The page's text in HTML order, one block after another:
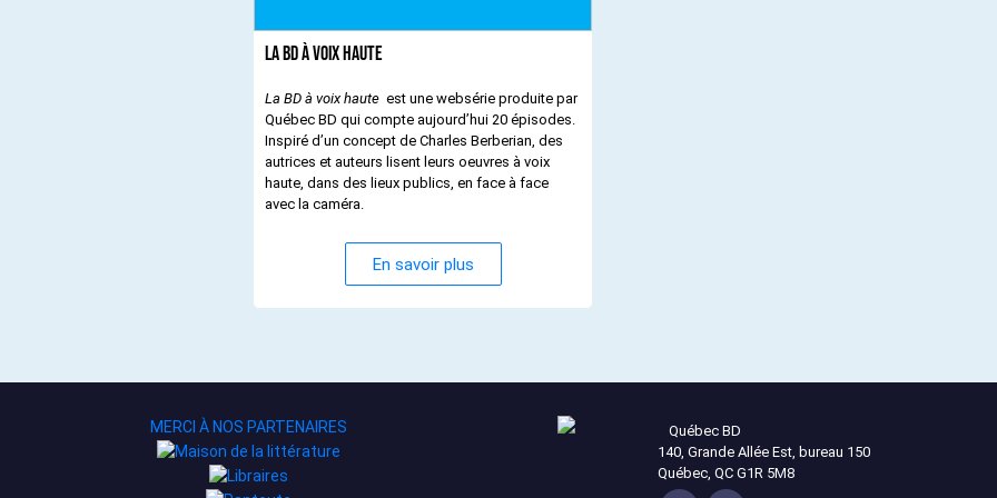
La BD à voix haute
La BD à voix haute est une websérie produite par
Québec BD qui compte aujourd’hui 20 épisodes.
Inspiré d’un concept de Charles Berberian, des
autrices et auteurs lisent leurs oeuvres à voix
haute, dans des lieux publics, en face à face
avec la caméra.
En savoir plus
MERCI À NOS PARTENAIRES
Québec BD
140, Grande Allée Est, bureau 150
Québec, QC G1R 5M8